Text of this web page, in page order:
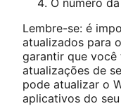
Lembre-se: é
atualizados para
garantir que você
atualizações de
pode atualizar o
aplicativos do